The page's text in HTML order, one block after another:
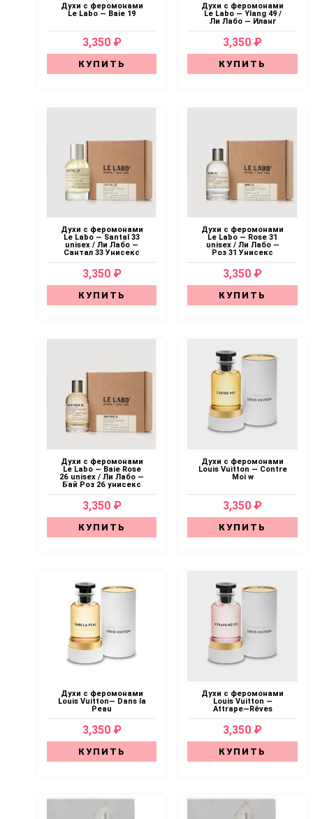
Духи с феромонами
Le Labo — Baie 19
3,350 ₽
КУПИТЬ
Духи с феромонами
Le Labo — Ylang 49 /
Ли Лабо — Иланг
3,350 ₽
КУПИТЬ
Духи с феромонами
Le Labo — Santal 33
unisex / Ли Лабо —
Сантал 33 Унисекс
3,350 ₽
КУПИТЬ
Духи с феромонами
Le Labo — Rose 31
unisex / Ли Лабо —
Роз 31 Унисекс
3,350 ₽
КУПИТЬ
Духи с феромонами
Le Labo — Baie Rose
26 unisex / Ли Лабо —
Бай Роз 26 унисекс
3,350 ₽
КУПИТЬ
Духи с феромонами
Louis Vuitton — Contre
Moi w
3,350 ₽
КУПИТЬ
Духи с феромонами
Louis Vuitton— Dans la
Peau
3,350 ₽
КУПИТЬ
Духи с феромонами
Louis Vuitton —
Attrape—Rêves
3,350 ₽
КУПИТЬ